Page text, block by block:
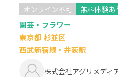
オンライン不可
無料体験あ
園芸・フラワー
東京都 杉並区
西武新宿線・井荻駅
株式会社アグリメディ